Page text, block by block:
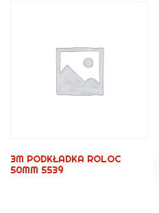
3M PODKŁADKA ROLOC
50MM 5539